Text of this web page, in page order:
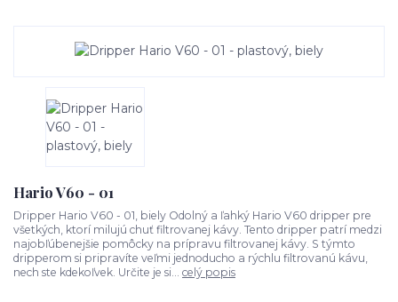
Hario V60 - 01
Dripper Hario V60 - 01, biely Odolný a ľahký Hario V60 dripper pre
všetkých, ktorí milujú chuť filtrovanej kávy. Tento dripper patrí medzi
najobľúbenejšie pomôcky na prípravu filtrovanej kávy. S týmto
dripperom si pripravíte veľmi jednoducho a rýchlu filtrovanú kávu,
nech ste kdekoľvek. Určite je si... celý popis